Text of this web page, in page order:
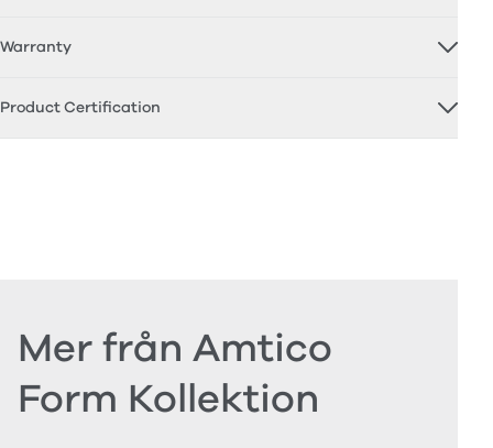
Warranty
Product Certification
Mer från Amtico
Form Kollektion